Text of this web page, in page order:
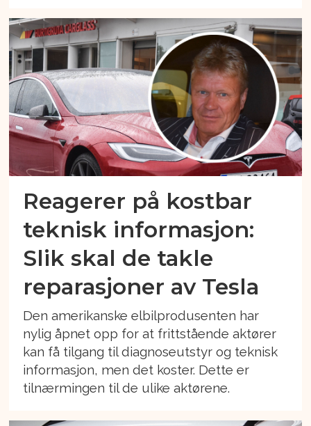
Reagerer på kostbar
teknisk informasjon:
Slik skal de takle
reparasjoner av Tesla
Den amerikanske elbilprodusenten har
nylig åpnet opp for at frittstående aktører
kan få tilgang til diagnoseutstyr og teknisk
informasjon, men det koster. Dette er
tilnærmingen til de ulike aktørene.